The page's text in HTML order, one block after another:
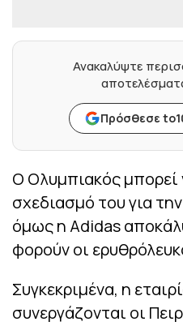
Ανακαλύψτε
Πρόσθεσε
Ο Ολυμπιακός μπορεί
σχεδιασμό του για
όμως η Adidas
φορούν οι
Συγκεκριμένα, η
συνεργάζονται οι